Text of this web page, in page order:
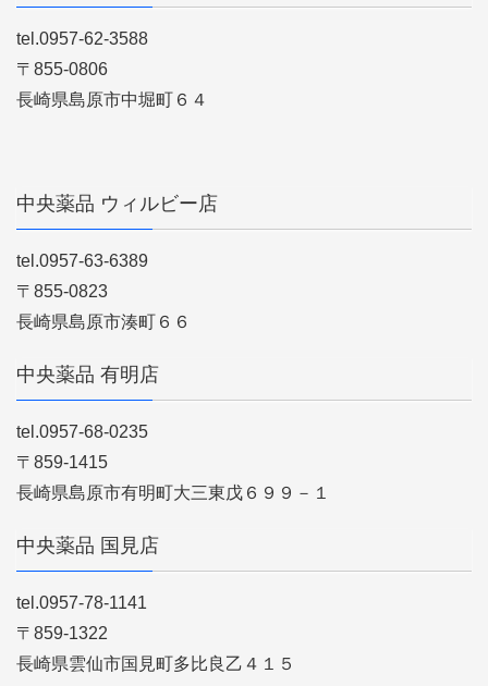
tel.0957-62-3588
〒855-0806
長崎県島原市中堀町６４
中央薬品 ウィルビー店
tel.0957-63-6389
〒855-0823
長崎県島原市湊町６６
中央薬品 有明店
tel.0957-68-0235
〒859-1415
長崎県島原市有明町大三東戊６９９－１
中央薬品 国見店
tel.0957-78-1141
〒859-1322
長崎県雲仙市国見町多比良乙４１５